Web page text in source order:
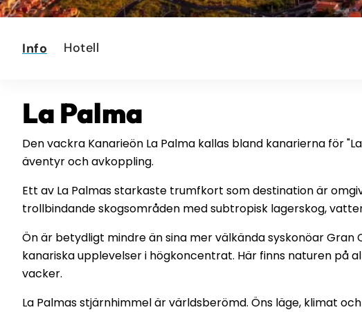
Info Hotell
La Palma
Den vackra Kanarieön La Palma kallas bland kanarierna för
äventyr och avkoppling.
Ett av La Palmas starkaste trumfkort som destination är
trollbindande skogsområden med subtropisk lagerskog,
Ön är betydligt mindre än sina mer välkända syskonöar
kanariska upplevelser i högkoncentrat. Här finns naturen på
vacker.
La Palmas stjärnhimmel är världsberömd. Öns läge, klimat